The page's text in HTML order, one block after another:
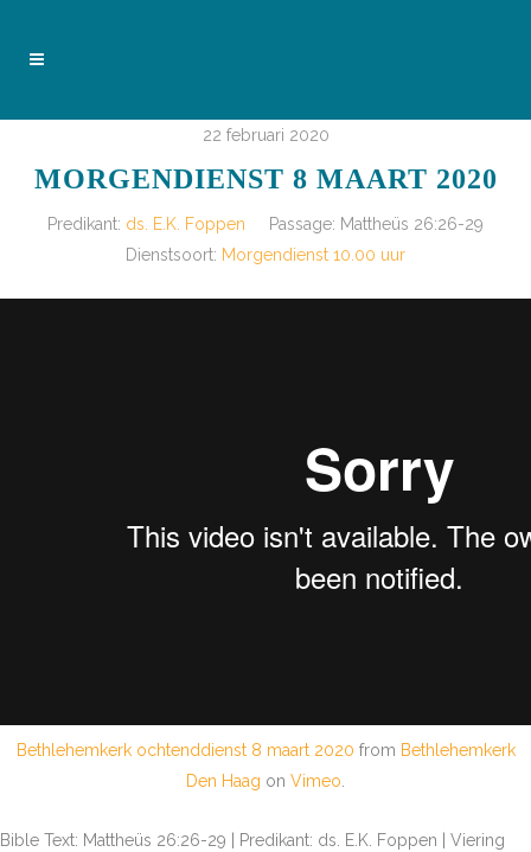
22 februari 2020
MORGENDIENST 8 MAART 2020
Predikant: ds. E.K. Foppen Passage: Mattheüs 26:26-29
Dienstsoort: Morgendienst 10.00 uur
Bethlehemkerk ochtenddienst 8 maart 2020 from Bethlehemkerk
Den Haag on Vimeo
Bible Text: Mattheüs 26:26-29 | Predikant: ds. E.K. Foppen | Viering